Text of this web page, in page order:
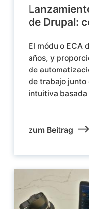
de Drupal:
El módulo ECA
años, y
de
de trabajo junto
intuitiva basada
zum Beitrag